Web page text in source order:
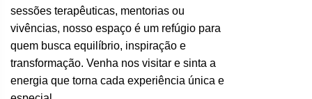
sessões terapêuticas, mentorias ou
vivências, nosso espaço é um refúgio para
quem busca equilíbrio, inspiração e
transformação. Venha nos visitar e sinta a
energia que torna cada experiência única e